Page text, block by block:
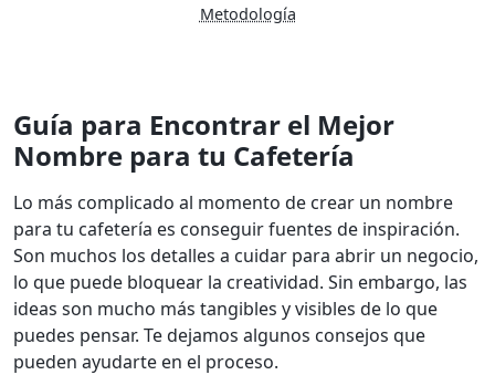
Metodología
Guía para Encontrar el Mejor
Nombre para tu Cafetería
Lo más complicado al momento de crear un nombre
para tu cafetería es conseguir fuentes de inspiración.
Son muchos los detalles a cuidar para abrir un negocio,
lo que puede bloquear la creatividad. Sin embargo, las
ideas son mucho más tangibles y visibles de lo que
puedes pensar. Te dejamos algunos consejos que
pueden ayudarte en el proceso.